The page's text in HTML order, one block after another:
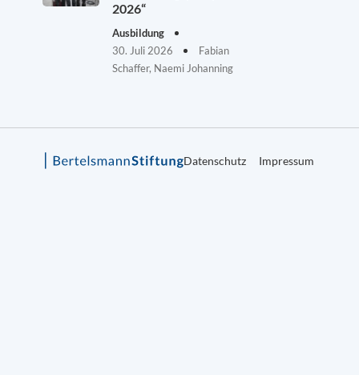
2026“
Ausbildung
30. Juli 2026
Fabian
Schaffer, Naemi Johanning
Datenschutz Impressum